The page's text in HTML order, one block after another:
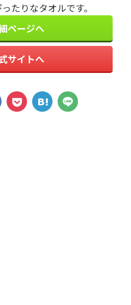
たりなタオルです。
ページへ
サイトへ